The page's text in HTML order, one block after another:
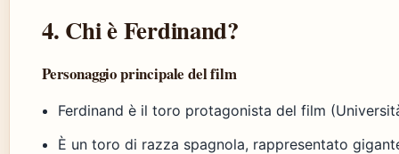
4. Chi è Ferdinand?
Personaggio principale del film
Ferdinand è il toro protagonista del film
È un toro di razza spagnola, rappresentato